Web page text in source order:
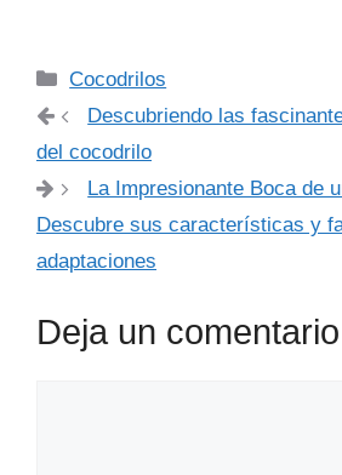
Categorías
Cocodrilos
Descubriendo las
del cocodrilo
La Impresionante Boca de
Descubre sus características y
adaptaciones
Deja un comentario